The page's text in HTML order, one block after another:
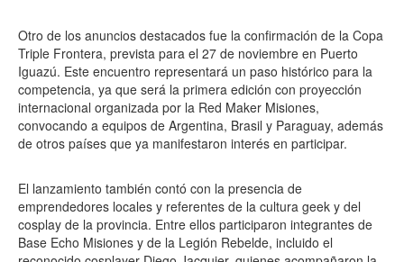
Otro de los anuncios destacados fue la confirmación de la Copa
Triple Frontera, prevista para el 27 de noviembre en Puerto
Iguazú. Este encuentro representará un paso histórico para la
competencia, ya que será la primera edición con proyección
internacional organizada por la Red Maker Misiones,
convocando a equipos de Argentina, Brasil y Paraguay, además
de otros países que ya manifestaron interés en participar.
El lanzamiento también contó con la presencia de
emprendedores locales y referentes de la cultura geek y del
cosplay de la provincia. Entre ellos participaron integrantes de
Base Echo Misiones y de la Legión Rebelde, incluido el